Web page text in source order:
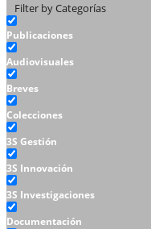
Filter by Categorías
Publicaciones
Audiovisuales
Breves
Colecciones
3S Gestión
3S Innovación
3S Investigaciones
Documentación